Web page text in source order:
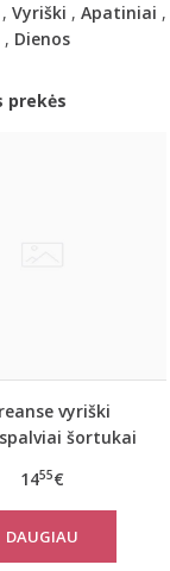
Vyriški , Apatiniai ,
, Dienos
prekės
vyriški
šortukai
1455€
DAUGIAU